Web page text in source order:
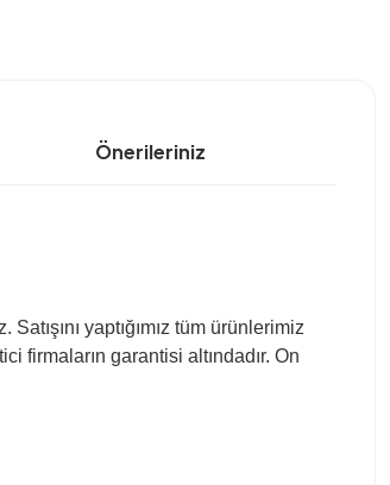
Önerileriniz
yaptığımız tüm ürünlerimiz
firmaların garantisi altındadır. On